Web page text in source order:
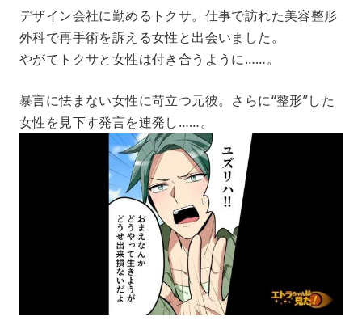
デザイン会社に勤めるトクサ。仕事で訪れた美容整形
外科で再手術を訴える女性と出会いました。
やがてトクサと女性は付き合うように……。
暴言に怯まない女性に苛立つ元彼。さらに“整形”した
女性を見下す発言を連発し……。